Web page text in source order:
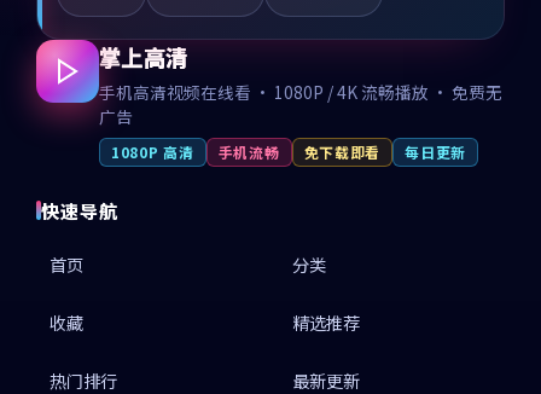
掌上高清
手机高清视频在线看 · 1080P / 4K 流畅播放 · 免费无
广告
1080P 高清 手机流畅 免下载即看 每日更新
快速导航
首页 分类
收藏 精选推荐
热门排行 最新更新